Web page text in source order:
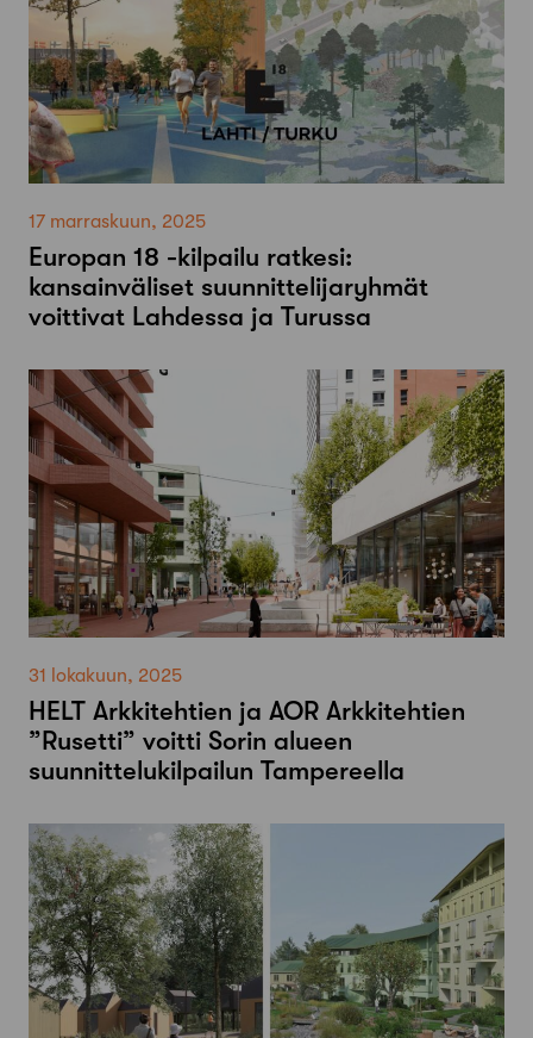
17 marraskuun, 2025
Europan 18 -kilpailu ratkesi:
kansainväliset suunnittelijaryhmät
voittivat Lahdessa ja Turussa
31 lokakuun, 2025
HELT Arkkitehtien ja AOR Arkkitehtien
”Rusetti” voitti Sorin alueen
suunnittelukilpailun Tampereella